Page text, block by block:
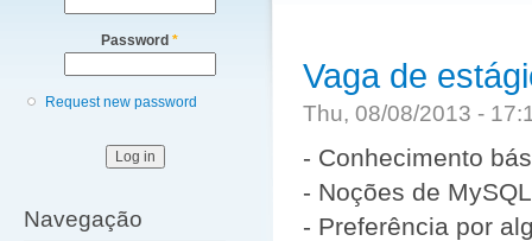
Password *
Request new password
Navegação
Vaga de
Thu, 08/08/2013 -
- Conhecimento
- Noções de
- Preferência por